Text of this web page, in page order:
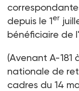
depuis le 1er
bénéficiaire de
(Avenant A-
nationale de
cadres du 14